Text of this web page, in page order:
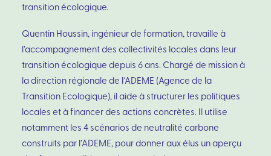
transition écologique.
Quentin Houssin, ingénieur de formation, travaille à
l’accompagnement des collectivités locales dans leur
transition écologique depuis 6 ans. Chargé de mission à
la direction régionale de l’ADEME (Agence de la
Transition Ecologique), il aide à structurer les politiques
locales et à financer des actions concrètes. Il utilise
notamment les 4 scénarios de neutralité carbone
construits par l’ADEME, pour donner aux élus un aperçu